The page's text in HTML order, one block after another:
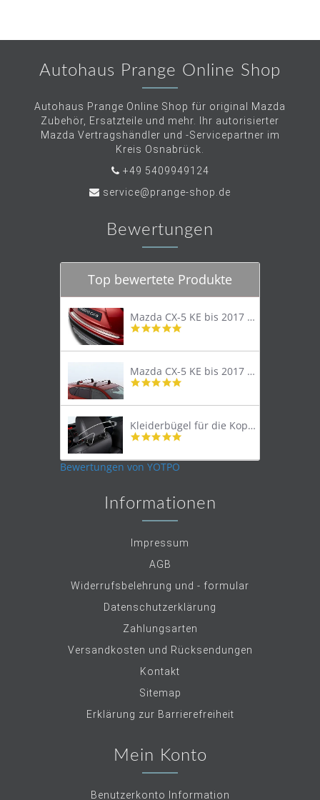
Autohaus Prange Online Shop
Autohaus Prange Online Shop für original Mazda
Zubehör, Ersatzteile und mehr. Ihr autorisierter
Mazda Vertragshändler und -Servicepartner im
Kreis Osnabrück.
+49 5409949124
service@prange-shop.de
Bewertungen
Top bewertete Produkte
Mazda CX-5 KE bis 2017 Trittschutzleiste Edelstahl original
4.8
rating
Mazda CX-5 KE bis 2017 Lastenträger Dachträger
4.9
rating
Kleiderbügel für die Kopfstütze
4.9
rating
Bewertungen von YOTPO
Informationen
Impressum
AGB
Widerrufsbelehrung und - formular
Datenschutzerklärung
Zahlungsarten
Versandkosten und Rücksendungen
Kontakt
Sitemap
Erklärung zur Barrierefreiheit
Mein Konto
Benutzerkonto Information